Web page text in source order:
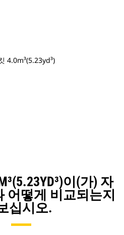
4.0m³(5.23yd³)
이(가) 자
어떻게 비교되는지
십시오.